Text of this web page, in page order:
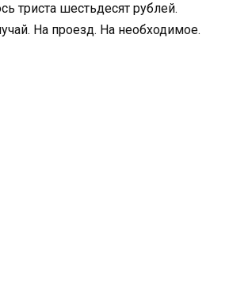
триста шестьдесят рублей.
На проезд. На необходимое.